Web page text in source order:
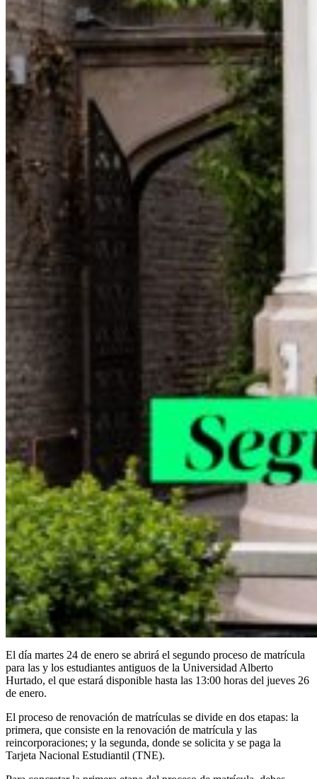
El día martes 24 de enero se abrirá el segundo proceso de matrícula
para las y los estudiantes antiguos de la Universidad Alberto
Hurtado, el que estará disponible hasta las 13:00 horas del jueves 26
de enero.
El proceso de renovación de matrículas se divide en dos etapas: la
primera, que consiste en la renovación de matrícula y las
reincorporaciones; y la segunda, donde se solicita y se paga la
Tarjeta Nacional Estudiantil (TNE).